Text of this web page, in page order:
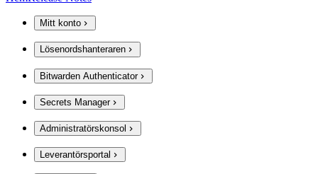
Mitt konto
Lösenordshanteraren
Bitwarden Authenticator
Secrets Manager
Administratörskonsol
Leverantörsportal